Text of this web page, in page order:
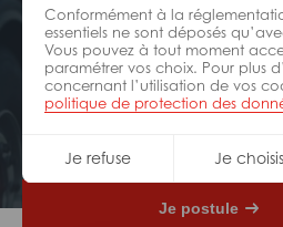
Conformément à la
essentiels ne sont déposés
Vous pouvez à tout moment
paramétrer vos choix. Pour plus
concernant l’utilisation de vos
politique de protection des
Je refuse Je choisis
Chauffeur PL
matériaux H/F
Je postule